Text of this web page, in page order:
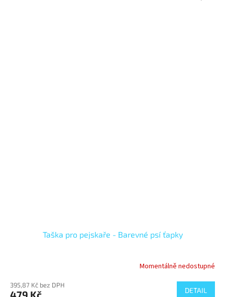
Taška pro pejskaře - Barevné psí ťapky
Momentálně nedostupné
395,87 Kč bez DPH
DETAIL